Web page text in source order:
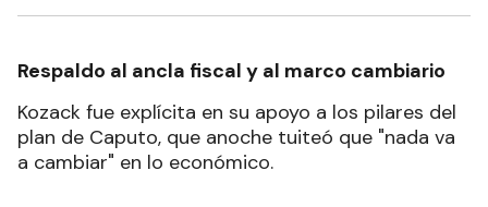
Respaldo al ancla fiscal y al marco cambiario
Kozack fue explícita en su apoyo a los pilares del
plan de Caputo, que anoche tuiteó que "nada va
a cambiar" en lo económico.